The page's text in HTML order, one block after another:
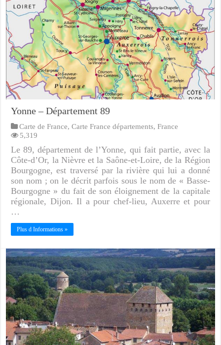
Yonne – Département 89
Carte de France,Carte France départements,France
5,319
Le 89, département de l’Yonne, qui fait partie, avec la
Côte-d’Or, la Nièvre et la Saône-et-Loire, de la Région
Bourgogne, est traversé par la rivière qui lui a donné
son nom ; on le décrit parfois sous le nom de « Basse-
Bourgogne » du fait de son éloignement de la capitale
régionale, Dijon. Il a pour chef-lieu, Auxerre et pour
…
Plus d Informations »